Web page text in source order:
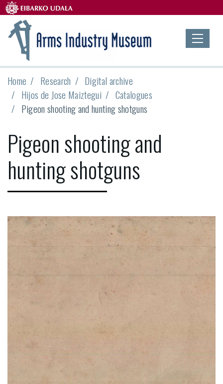
Home Research
Digital archive
Hijos de Jose Maiztegui
Catalogues
Pigeon shooting and hunting shotguns
Pigeon shooting and
hunting shotguns